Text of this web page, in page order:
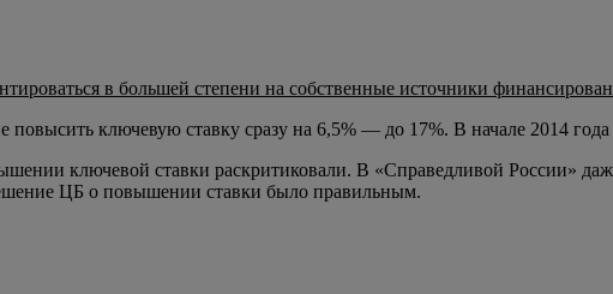
в большей степени на собственные источники
ключевую ставку сразу на 6,5% — до 17%. В начале 2014 года
ключевой ставки раскритиковали. В «Справедливой России»
ЦБ о повышении ставки было правильным.